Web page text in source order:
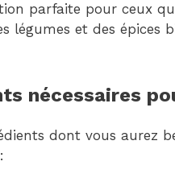
parfaite pour ceux
légumes et des épices
nécessaires
dont vous aurez